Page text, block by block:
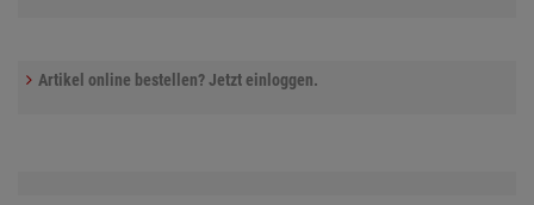
Artikel online bestellen? Jetzt einloggen.